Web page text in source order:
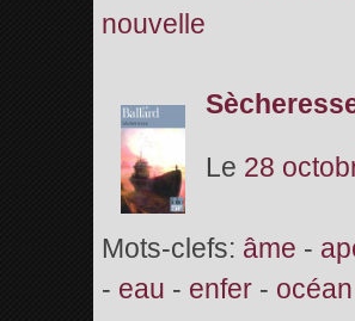
nouvelle
Le 28
Mots-clefs: âme -
- eau - enfer - océan